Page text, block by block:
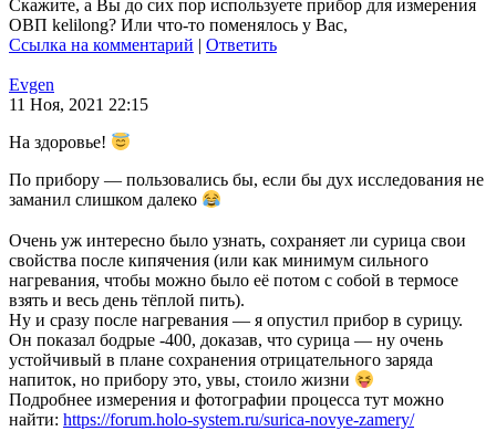
Скажите, а Вы до сих пор используете прибор для измерения
ОВП kelilong? Или что-то поменялось у Вас,
Ссылка на комментарий | Ответить
Evgen
11 Ноя, 2021 22:15
На здоровье!
По прибору — пользовались бы, если бы дух исследования не
заманил слишком далеко
Очень уж интересно было узнать, сохраняет ли сурица свои
свойства после кипячения (или как минимум сильного
нагревания, чтобы можно было её потом с собой в термосе
взять и весь день тёплой пить).
Ну и сразу после нагревания — я опустил прибор в сурицу.
Он показал бодрые -400, доказав, что сурица — ну очень
устойчивый в плане сохранения отрицательного заряда
напиток, но прибору это, увы, стоило жизни
Подробнее измерения и фотографии процесса тут можно
найти: https://forum.holo-system.ru/surica-novye-zamery/